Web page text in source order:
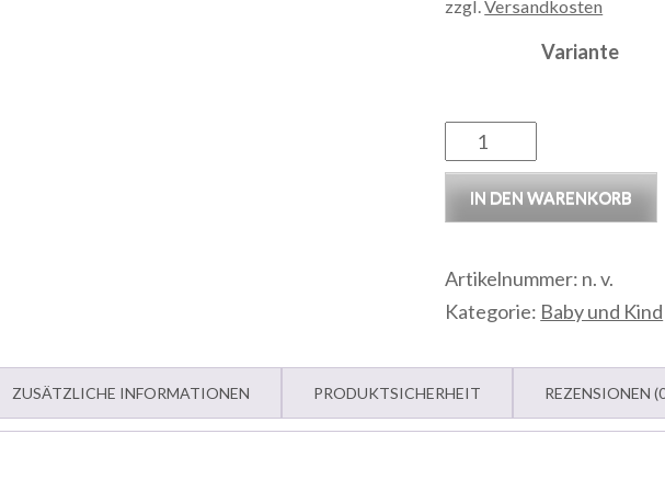
zzgl.Versandkosten
Variante
Lesezeichen
Menge
IN DEN WARENKORB
Artikelnummer: n. v.
Kategorie: Baby und Kind
ZUSÄTZLICHE INFORMATIONEN PRODUKTSICHERHEIT REZENSIONEN